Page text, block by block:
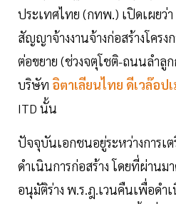
ประเทศไทย (กทพ.) เปิดเผยว่
สัญญาจ้างงานจ้างก่อสร้างโคร
ต่อขยาย (ช่วงจตุโชติ-ถนนลำลู
บริษัท อิตาเลียนไทย ดีเวล๊อป
ITD นั้น
ปัจจุบันเอกชนอยู่ระหว่างการเ
ดำเนินการก่อสร้าง โดยที่ผ่าน
อนุมัติร่าง พ.ร.ฎ.เวนคืนเพื่อดำเ